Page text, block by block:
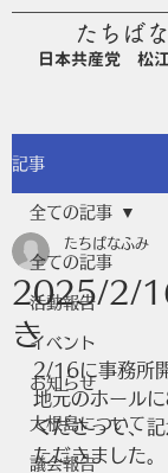
たちば
日本共産党 松
記事
全ての記事
活動報告
イベント
お知らせ
大根島について
議会報告
全ての記事
2025/2/
き
たちばなふみ
2/16に事務所
地元のホール
くださって、
ただきました